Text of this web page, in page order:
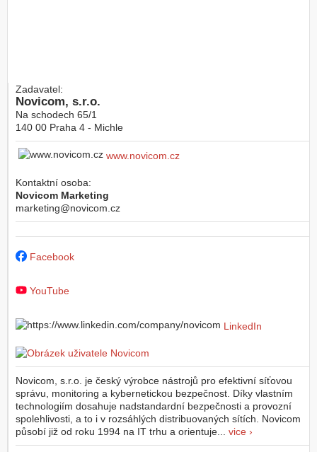
Zadavatel:
Novicom, s.r.o.
Na schodech 65/1
140 00 Praha 4 - Michle
www.novicom.cz
Kontaktní osoba:
Novicom Marketing
marketing@novicom.cz
Facebook
YouTube
LinkedIn
Novicom, s.r.o. je český výrobce nástrojů pro efektivní síťovou
správu, monitoring a kybernetickou bezpečnost. Díky vlastním
technologiím dosahuje nadstandardní bezpečnosti a provozní
spolehlivosti, a to i v rozsáhlých distribuovaných sítích. Novicom
působí již od roku 1994 na IT trhu a orientuje... vice ›